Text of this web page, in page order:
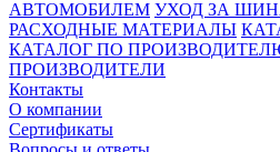
АВТОМОБИЛЕМ УХОД ЗА
РАСХОДНЫЕ МАТЕРИАЛЫ
КАТАЛОГ ПО
ПРОИЗВОДИТЕЛИ
Контакты
О компании
Сертификаты